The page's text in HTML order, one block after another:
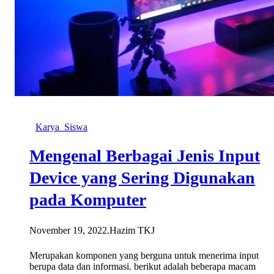
Karya_Siswa
Mengenal Berbagai Jenis Input
Device yang Sering Digunakan
pada Komputer
November 19, 2022.Hazim TKJ
Merupakan komponen yang berguna untuk menerima input
berupa data dan informasi. berikut adalah beberapa macam